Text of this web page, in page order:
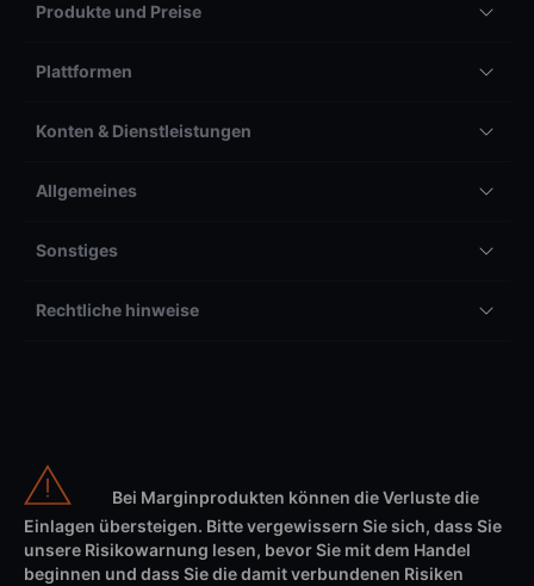
Produkte und Preise
Plattformen
Konten & Dienstleistungen
Allgemeines
Sonstiges
Rechtliche hinweise
Bei Marginprodukten können die Verluste die
Einlagen übersteigen. Bitte vergewissern Sie sich, dass Sie
unsere Risikowarnung lesen, bevor Sie mit dem Handel
beginnen und dass Sie die damit verbundenen Risiken